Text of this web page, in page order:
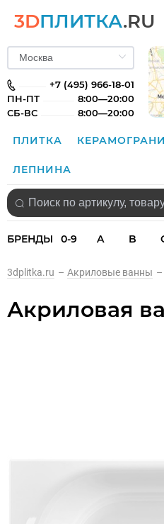
3DПЛИТКА.RU
+7 (495) 966-18-01
ПН-ПТ
8:00—20:00
СБ-ВС
8:00—20:00
ПЛИТКА
ЛЕПНИНА
БРЕНДЫ 0-9 A B
3dplitka.ru – Акриловые ванны –
Акриловая